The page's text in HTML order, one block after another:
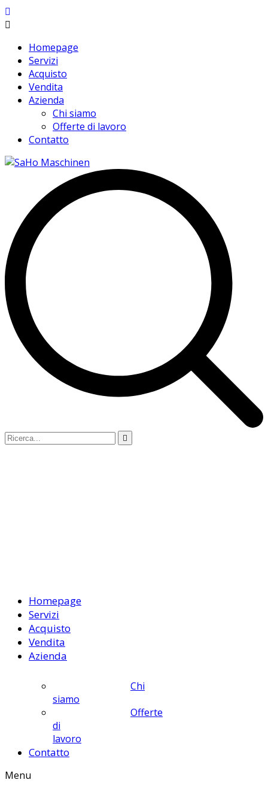
Homepage
Servizi
Acquisto
Vendita
Azienda
Chi siamo
Offerte di lavoro
Contatto
Homepage
Servizi
Acquisto
Vendita
Azienda
Chi
siamo
Offerte
di
lavoro
Contatto
Menu